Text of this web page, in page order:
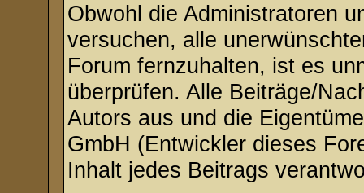
Obwohl die Administratoren
versuchen, alle
Forum fernzuhalten, ist es
überprüfen. Alle Beiträge/
Autors aus und die
GmbH (Entwickler dieses
Inhalt jedes Beitrags